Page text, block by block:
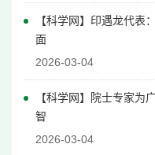
【科学网】印遇龙代表
面
2026-03-04
【科学网】院士专家为
智
2026-03-04